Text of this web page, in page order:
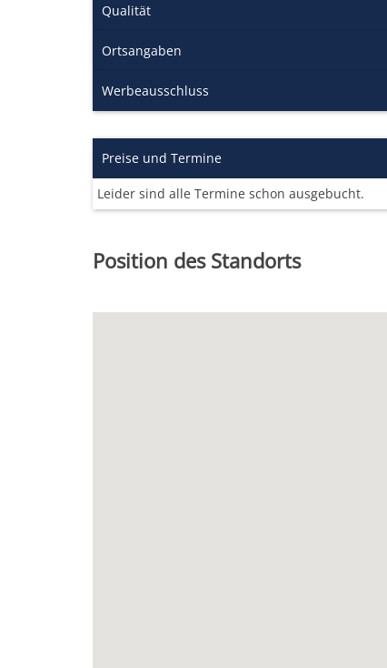
Qualität
Ortsangaben
Werbeausschluss
Preise und Termine
Leider sind alle Termine schon ausgebucht.
Position des Standorts